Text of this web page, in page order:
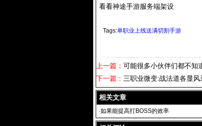
看看神途手游服务端架设
Tags:单职业上线送满切割手游
上一篇： 可能很多小伙伴们都不知
下一篇： 三职业微变:战法道各显
相关文章
·如果能提高打BOSS的效率